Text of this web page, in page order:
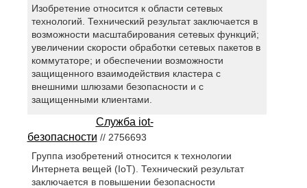
Изобретение относится к области сетевых
технологий. Технический результат заключается в
возможности масштабирования сетевых функций;
увеличении скорости обработки сетевых пакетов в
коммутаторе; и обеспечении возможности
защищенного взаимодействия кластера с
внешними шлюзами безопасности и с
защищенными клиентами.
Служба iot-
безопасности // 2756693
Группа изобретений относится к технологии
Интернета вещей (IoT). Технический результат
заключается в повышении безопасности